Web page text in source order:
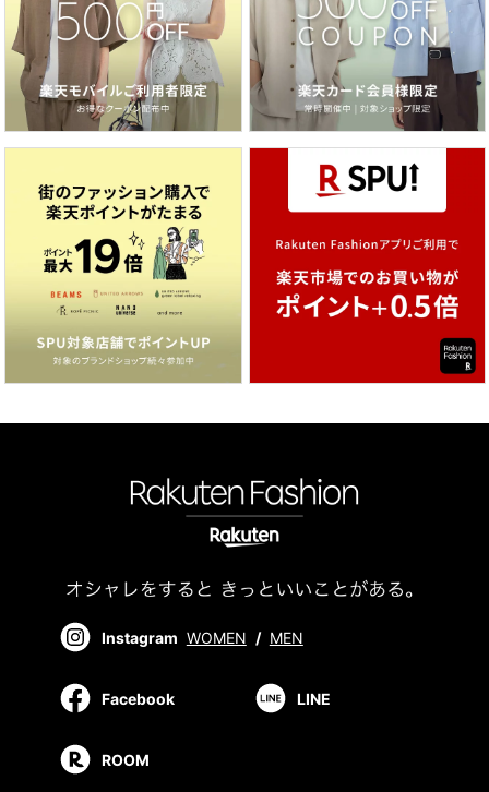
Instagram WOMEN / MEN
Facebook LINE
ROOM